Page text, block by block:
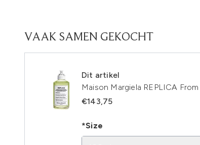
VAAK SAMEN GEKOCHT
Dit artikel
Maison Margiela REPLICA
€143,75
*Size